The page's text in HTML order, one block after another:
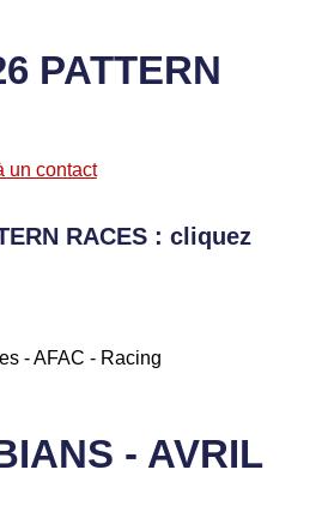
PATTERN
RACES : cliquez
-AFAC - Racing
- AVRIL